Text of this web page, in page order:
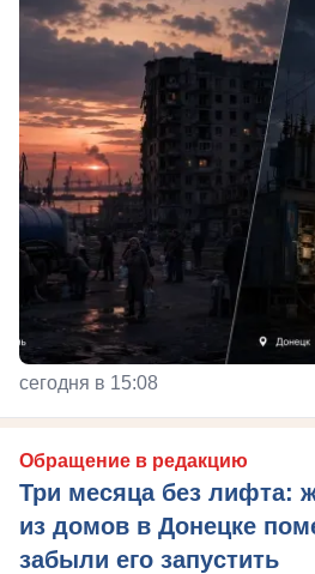
сегодня в 15:08
Обращение в редакцию
Три месяца без лифта:
из домов в Донецке
забыли его запустить